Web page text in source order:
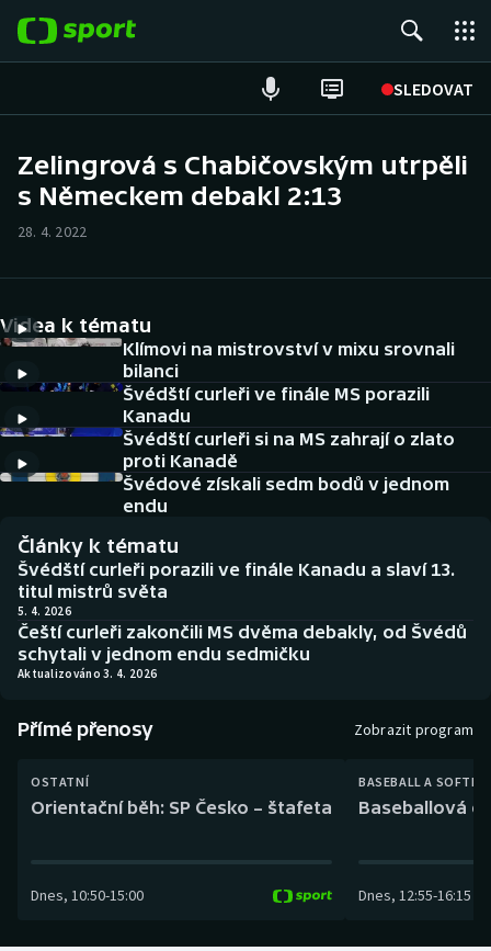
SLEDOVAT
Hokej
Cyklistika
DALŠÍ SPORTY
Americký fotbal
Baseball a softbal
Basketbal
Biatlon
Boby a skeleton
Box
Curling
NEPŘEHLÉDNĚTE
Historické návraty
Aplikace ČT sport
AZ kvíz
Zelingrová s Chabičovským utrpěli
s Německem debakl 2:13
28. 4. 2022
Videa k tématu
Klímovi na mistrovství v mixu srovnali
bilanci
Švédští curleři ve finále MS porazili
Kanadu
Švédští curleři si na MS zahrají o zlato
proti Kanadě
Švédové získali sedm bodů v jednom
endu
Články k tématu
Švédští curleři porazili ve finále Kanadu a slaví 13.
titul mistrů světa
5. 4. 2026
Čeští curleři zakončili MS dvěma debakly, od Švédů
schytali v jednom endu sedmičku
Aktualizováno 3. 4. 2026
Přímé přenosy Zobrazit program
OSTATNÍ
Orientační běh: SP Česko – štafeta
Dnes, 10:50-15:00
BASEBALL A
Baseballová
Dnes, 12:55-16:15